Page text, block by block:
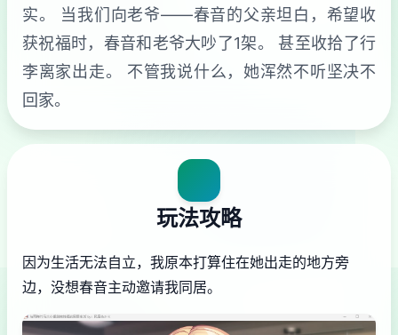
实。 当我们向老爷——春音的父亲坦白，希望收
获祝福时，春音和老爷大吵了1架。 甚至收拾了行
李离家出走。 不管我说什么，她浑然不听坚决不
回家。
玩法攻略
因为生活无法自立，我原本打算住在她出走的地方旁
边，没想春音主动邀请我同居。